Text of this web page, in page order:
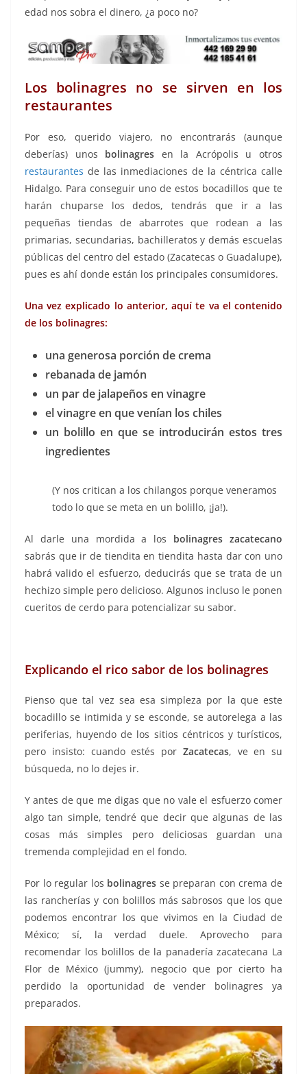
edad nos sobra el dinero, ¿a poco no?
Los bolinagres no se sirven en los
restaurantes
Por eso, querido viajero, no encontrarás (aunque
deberías) unos bolinagres en la Acrópolis u otros
restaurantes de las inmediaciones de la céntrica calle
Hidalgo. Para conseguir uno de estos bocadillos que te
harán chuparse los dedos, tendrás que ir a las
pequeñas tiendas de abarrotes que rodean a las
primarias, secundarias, bachilleratos y demás escuelas
públicas del centro del estado (Zacatecas o Guadalupe),
pues es ahí donde están los principales consumidores.
Una vez explicado lo anterior, aquí te va el contenido
de los bolinagres:
una generosa porción de crema
rebanada de jamón
un par de jalapeños en vinagre
el vinagre en que venían los chiles
un bolillo en que se introducirán estos tres
ingredientes
(Y nos critican a los chilangos porque veneramos
todo lo que se meta en un bolillo, ¡ja!).
Al darle una mordida a los bolinagres zacatecano
sabrás que ir de tiendita en tiendita hasta dar con uno
habrá valido el esfuerzo, deducirás que se trata de un
hechizo simple pero delicioso. Algunos incluso le ponen
cueritos de cerdo para potencializar su sabor.
Explicando el rico sabor de los bolinagres
Pienso que tal vez sea esa simpleza por la que este
bocadillo se intimida y se esconde, se autorelega a las
periferias, huyendo de los sitios céntricos y turísticos,
pero insisto: cuando estés por Zacatecas, ve en su
búsqueda, no lo dejes ir.
Y antes de que me digas que no vale el esfuerzo comer
algo tan simple, tendré que decir que algunas de las
cosas más simples pero deliciosas guardan una
tremenda complejidad en el fondo.
Por lo regular los bolinagres se preparan con crema de
las rancherías y con bolillos más sabrosos que los que
podemos encontrar los que vivimos en la Ciudad de
México; sí, la verdad duele. Aprovecho para
recomendar los bolillos de la panadería zacatecana La
Flor de México (jummy), negocio que por cierto ha
perdido la oportunidad de vender bolinagres ya
preparados.